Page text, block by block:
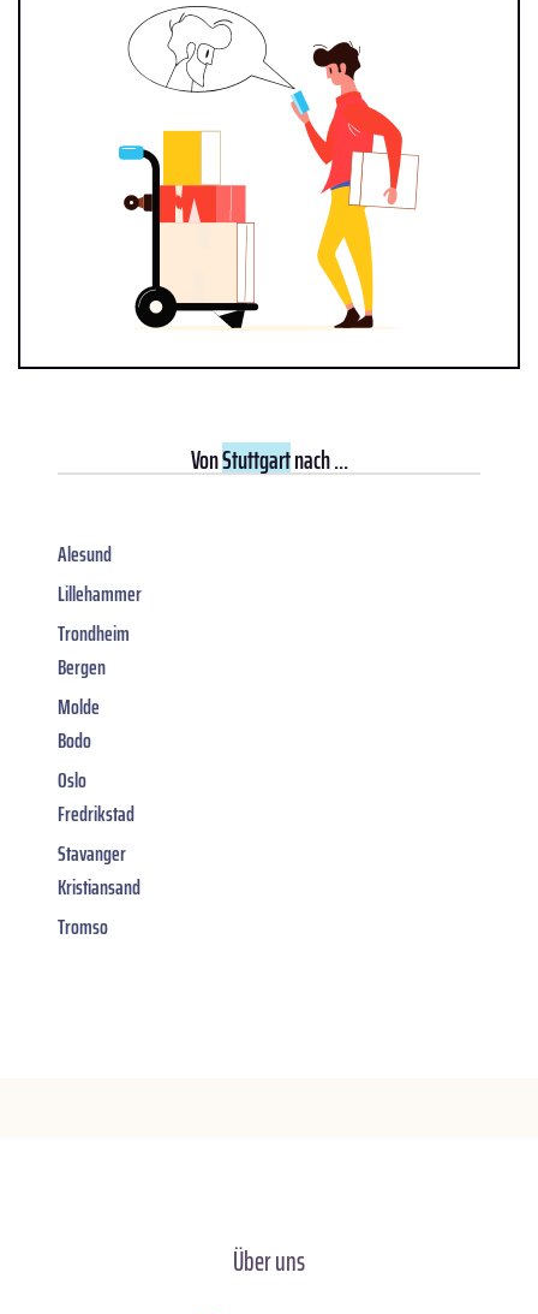
VonStuttgartnach ...
Alesund
Lillehammer
Trondheim
Bergen
Molde
Bodo
Oslo
Fredrikstad
Stavanger
Kristiansand
Tromso
Über uns